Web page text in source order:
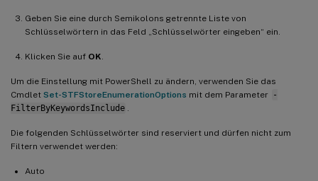
Geben Sie eine durch Semikolons getrennte Liste von
Schlüsselwörtern in das Feld „Schlüsselwörter eingeben“ ein.
Klicken Sie auf OK.
Um die Einstellung mit PowerShell zu ändern, verwenden Sie das
Cmdlet Set-STFStoreEnumerationOptions mit dem Parameter -
FilterByKeywordsInclude .
Die folgenden Schlüsselwörter sind reserviert und dürfen nicht zum
Filtern verwendet werden:
Auto